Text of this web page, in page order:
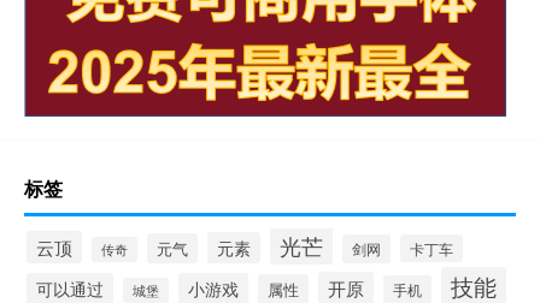
标签
云顶 传奇 元气 元素 光芒 剑网 卡丁车
可以通过 城堡 小游戏 属性 开原 手机
技能